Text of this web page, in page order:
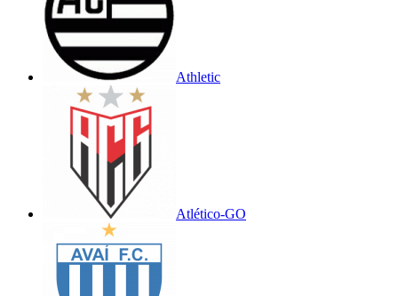
Athletic
Atlético-GO